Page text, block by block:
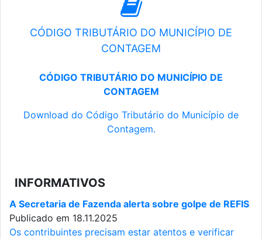
CÓDIGO TRIBUTÁRIO DO MUNICÍPIO DE
CONTAGEM
CÓDIGO TRIBUTÁRIO DO MUNICÍPIO DE
CONTAGEM
Download do Código Tributário do Município de
Contagem.
INFORMATIVOS
A Secretaria de Fazenda alerta sobre golpe de REFIS
Publicado em 18.11.2025
Os contribuintes precisam estar atentos e verificar